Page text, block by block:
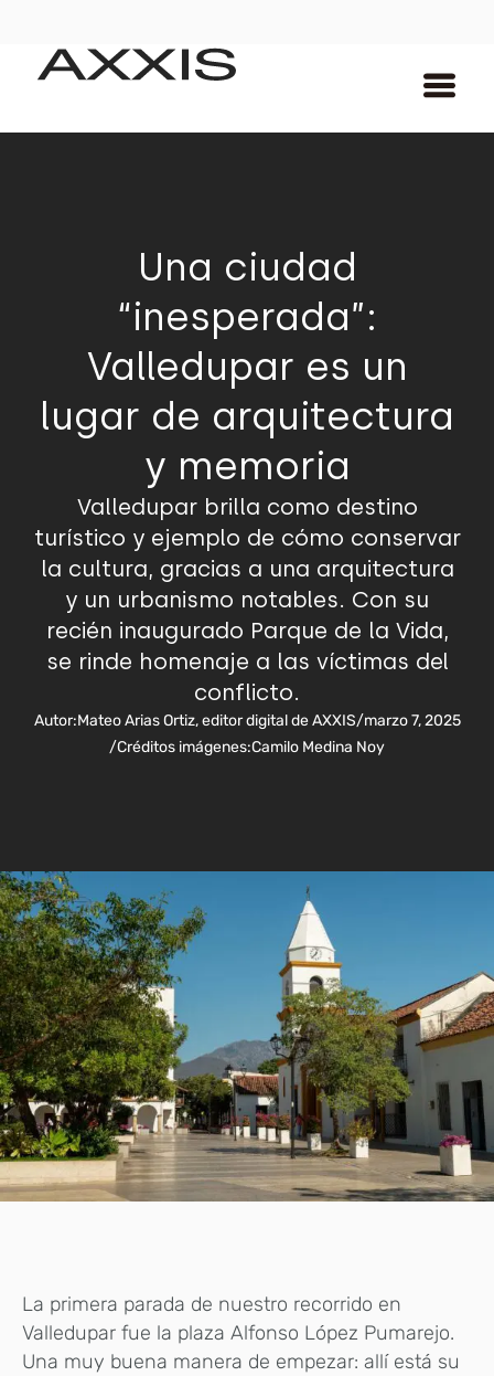
Una ciudad
“inesperada”:
Valledupar es un
lugar de arquitectura
y memoria
Valledupar brilla como destino
turístico y ejemplo de cómo conservar
la cultura, gracias a una arquitectura
y un urbanismo notables. Con su
recién inaugurado Parque de la Vida,
se rinde homenaje a las víctimas del
conflicto.
Autor:Mateo Arias Ortiz, editor digital de AXXIS/marzo 7, 2025
/Créditos imágenes:Camilo Medina Noy
La primera parada de nuestro recorrido en
Valledupar fue la plaza Alfonso López Pumarejo.
Una muy buena manera de empezar: allí está su